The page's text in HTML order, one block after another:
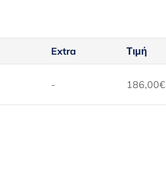
Extra Τιμή
- 186,00€